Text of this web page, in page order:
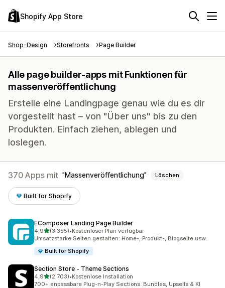
Shopify App Store
Shop-Design Storefronts Page Builder
Alle page builder-apps mit Funktionen für
massenveröffentlichung
Erstelle eine Landingpage genau wie du es dir
vorgestellt hast – von "Über uns" bis zu den
Produkten. Einfach ziehen, ablegen und
loslegen.
370 Apps mit Massenveröffentlichung Löschen
Built for Shopify
EComposer Landing Page Builder
4,9von 5 Sternen
(3.355)
3355 Rezensionen insgesamt
•Kostenloser Plan verfügbar
Umsatzstarke Seiten gestalten: Home-, Produkt-, Blogseite usw.
Built for Shopify
Section Store ‑ Theme Sections
4,9von 5 Sternen
(2.703)
2703 Rezensionen insgesamt
•Kostenlose Installation
700+ anpassbare Plug-n-Play Sections. Bundles, Upsells & KI